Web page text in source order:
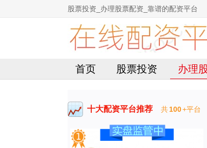
股票投资_办理股票配资_靠谱的配资平台
首页 股票投资 办理
十大配资平台推荐 共100+平台